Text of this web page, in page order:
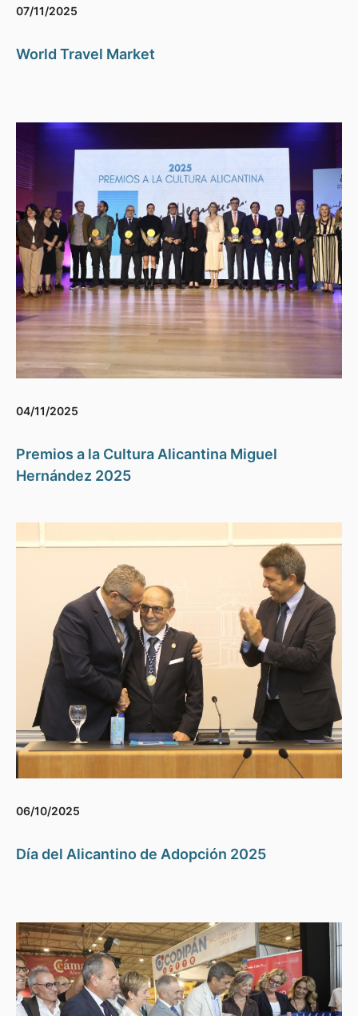
07/11/2025
World Travel Market
04/11/2025
Premios a la Cultura Alicantina Miguel
Hernández 2025
06/10/2025
Día del Alicantino de Adopción 2025